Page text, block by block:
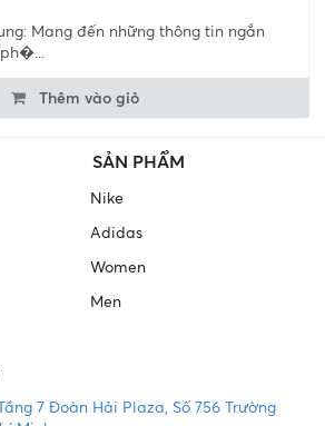
Mang đến những thông tin ngắn
Thêm vào giỏ
SẢN PHẨM
Nike
Adidas
Women
Men
7 Đoàn Hải Plaza, Số 756 Trường